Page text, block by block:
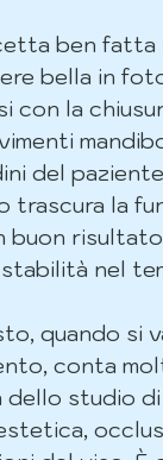
ben fatta
bella in
con la
del
trascura la
buon
nel
quando si
conta
dello studio